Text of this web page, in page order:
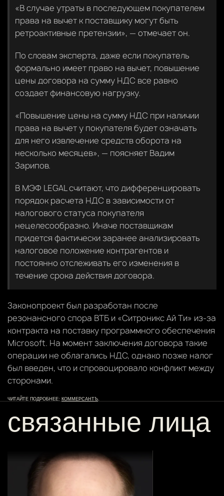
«В случае утраты в последующем покупателем
права на вычет к поставщику могут быть
ретроактивные претензии», — отмечает он.
По словам эксперта, даже если покупатель
формально имеет право на вычет, повышение
цены договора на сумму НДС все равно
создает финансовую нагрузку.
«Повышение цены на сумму НДС при наличии
права на вычет у покупателя будет означать
для него извлечение средств оборота на
несколько месяцев», — поясняет Вадим
Зарипов.
В МЭФ LEGAL считают, что дифференцировать
порядок расчета НДС в зависимости от
налогового статуса покупателя
нецелесообразно. Иначе поставщикам
придется фактически заранее анализировать
налоговое положение контрагентов и
постоянно отслеживать его изменения в
течение срока действия договора.
Законопроект был разработан после
резонансного спора ВТБ и «Ситроникс Ай Ти» из-за
контракта на поставку программного обеспечения
Microsoft. На момент заключения договора такие
операции не облагались НДС, однако позже налог
был введен, что и спровоцировало конфликт между
сторонами.
ЧИТАЙТЕ ПОДРОБНЕЕ: КОММЕРСАНТЪ
связанные лица